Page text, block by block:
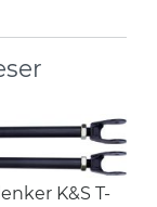
K&S T-